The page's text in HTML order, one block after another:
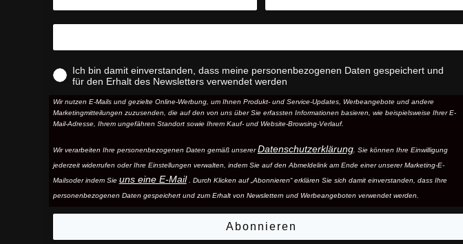
Ich bin damit einverstanden, dass meine personenbezogenen Daten gespeichert und
für den Erhalt des Newsletters verwendet werden
Wir nutzen E-Mails und gezielte Online-Werbung, um Ihnen Produkt- und Service-Updates, Werbeangebote und andere
Marketingmitteilungen zuzusenden, die auf den von uns über Sie erfassten Informationen basieren, wie beispielsweise Ihrer E-
Mail-Adresse, Ihrem ungefähren Standort sowie Ihrem Kauf- und Website-Browsing-Verlauf.
Wir verarbeiten Ihre personenbezogenen Daten gemäß unsererDatenschutzerklärung. Sie können Ihre Einwilligung
jederzeit widerrufen oder Ihre Einstellungen verwalten, indem Sie auf den Abmeldelink am Ende einer unserer Marketing-E-
Mailsoder indem Sie uns eine E-Mail. Durch Klicken auf „Abonnieren“ erklären Sie sich damit einverstanden, dass Ihre
personenbezogenen Daten gespeichert und zum Erhalt von Newslettern und Werbeangeboten verwendet werden.
Abonnieren